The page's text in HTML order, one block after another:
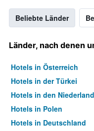
Beliebte Länder
Länder, nach denen
Hotels in Österreich
Hotels in der Türkei
Hotels in den
Hotels in Polen
Hotels in Deutschland